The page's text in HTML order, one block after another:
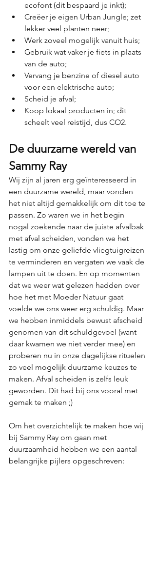
ecofont (dit bespaard je inkt);
Creëer je eigen Urban Jungle; zet
lekker veel planten neer;
Werk zoveel mogelijk vanuit huis;
Gebruik wat vaker je fiets in plaats
van de auto;
Vervang je benzine of diesel auto
voor een elektrische auto;
Scheid je afval;
Koop lokaal producten in; dit
scheelt veel reistijd, dus CO2.
De duurzame wereld van
Sammy Ray
Wij zijn al jaren erg geïnteresseerd in
een duurzame wereld, maar vonden
het niet altijd gemakkelijk om dit toe te
passen. Zo waren we in het begin
nogal zoekende naar de juiste afvalbak
met afval scheiden, vonden we het
lastig om onze geliefde vliegtuigreizen
te verminderen en vergaten we vaak de
lampen uit te doen. En op momenten
dat we weer wat gelezen hadden over
hoe het met Moeder Natuur gaat
voelde we ons weer erg schuldig. Maar
we hebben inmiddels bewust afscheid
genomen van dit schuldgevoel (want
daar kwamen we niet verder mee) en
proberen nu in onze dagelijkse rituelen
zo veel mogelijk duurzame keuzes te
maken. Afval scheiden is zelfs leuk
geworden. Dit had bij ons vooral met
gemak te maken ;)
Om het overzichtelijk te maken hoe wij
bij Sammy Ray om gaan met
duurzaamheid hebben we een aantal
belangrijke pijlers opgeschreven: